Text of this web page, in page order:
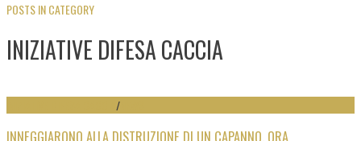
POSTS IN CATEGORY
INIZIATIVE DIFESA CACCIA
/
INNEGGIARONO ALLA DISTRUZIONE DI UN CAPANNO. ORA